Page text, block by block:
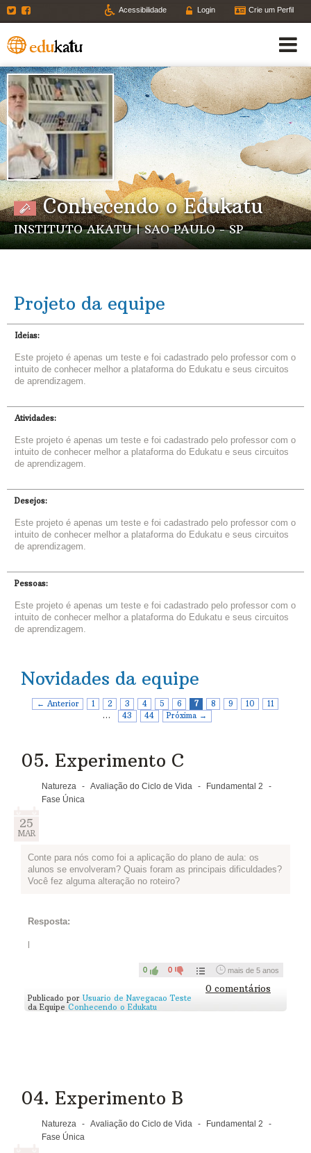
Twitter Acessibilidade Login Crie um Perfil
Conhecendo o Edukatu
INSTITUTO AKATU | SAO PAULO - SP
Projeto da equipe
Ideias:
Este projeto é apenas um teste e foi cadastrado pelo professor com o
intuito de conhecer melhor a plataforma do Edukatu e seus circuitos
de aprendizagem.
Atividades:
Este projeto é apenas um teste e foi cadastrado pelo professor com o
intuito de conhecer melhor a plataforma do Edukatu e seus circuitos
de aprendizagem.
Desejos:
Este projeto é apenas um teste e foi cadastrado pelo professor com o
intuito de conhecer melhor a plataforma do Edukatu e seus circuitos
de aprendizagem.
Pessoas:
Este projeto é apenas um teste e foi cadastrado pelo professor com o
intuito de conhecer melhor a plataforma do Edukatu e seus circuitos
de aprendizagem.
Novidades da equipe
← Anterior 1 2 3 4 5 6 7 8 9 10
11
…
43 44 Próxima →
05. Experimento C
Natureza - Avaliação do Ciclo de Vida - Fundamental 2
-
Fase Única
25
MAR
Conte para nós como foi a aplicação do plano de aula: os
alunos se envolveram? Quais foram as principais dificuldades?
Você fez alguma alteração no roteiro?
Resposta:
l
0 0 mais de 5 anos
0 comentários
Publicado por Usuario de Navegacao Teste
da Equipe Conhecendo o Edukatu
04. Experimento B
Natureza - Avaliação do Ciclo de Vida - Fundamental 2
-
Fase Única